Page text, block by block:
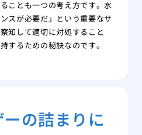
ことも一つの考え方です。水
スが必要だ」という重要なサ
知して適切に対処すること
するための秘訣なのです。
の詰まりに